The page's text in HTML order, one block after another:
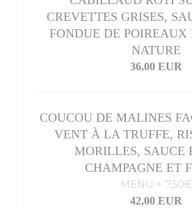
CREVETTES GRISES,
FONDUE DE POIREAUX
NATURE
36,00 EUR
COUCOU DE MALINES
VENT À LA TRUFFE,
MORILLES, SAUCE
CHAMPAGNE ET
MENU + 7,50€
42,00 EUR